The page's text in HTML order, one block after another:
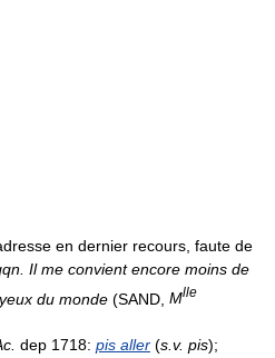
en dernier recours, faute de
Il me convient encore moins de
du monde (SAND, Mlle
dep 1718: pis aller (s.v. pis);